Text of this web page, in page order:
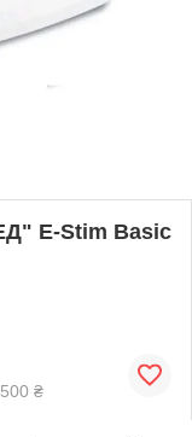
E-Stim Basic
₴